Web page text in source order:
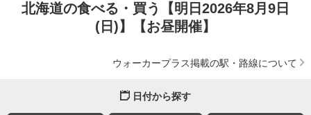
北海道の食べる・買う【明日2026年8月9日
(日)】【お昼開催】
ウォーカープラス掲載の駅・路線について
日付から探す